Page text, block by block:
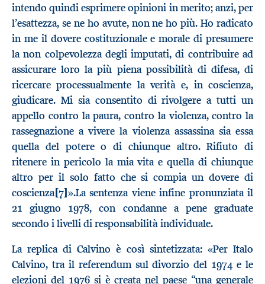
intendo quindi esprimere opinioni in merito; anzi, per
l’esattezza, se ne ho avute, non ne ho più. Ho radicato
in me il dovere costituzionale e morale di presumere
la non colpevolezza degli imputati, di contribuire ad
assicurare loro la più piena possibilità di difesa, di
ricercare processualmente la verità e, in coscienza,
giudicare. Mi sia consentito di rivolgere a tutti un
appello contro la paura, contro la violenza, contro la
rassegnazione a vivere la violenza assassina sia essa
quella del potere o di chiunque altro. Rifiuto di
ritenere in pericolo la mia vita e quella di chiunque
altro per il solo fatto che si compia un dovere di
coscienza[7]».La sentenza viene infine pronunziata il
21 giugno 1978, con condanne a pene graduate
secondo i livelli di responsabilità individuale.
La replica di Calvino è così sintetizzata: «Per Italo
Calvino, tra il referendum sul divorzio del 1974 e le
elezioni del 1976 si è creata nel paese “una generale